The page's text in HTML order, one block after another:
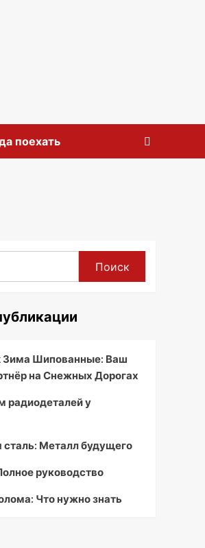
поехать
Поиск
Зима Шипованные: Ваш
на Снежных Дорогах
радиодеталей у
Металл будущего
руководство
Что нужно знать